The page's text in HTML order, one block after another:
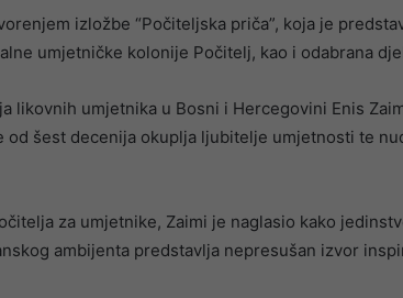
izložbe “Počiteljska priča”, koja je
umjetničke kolonije Počitelj, kao i odabrana
likovnih umjetnika u Bosni i Hercegovini Enis
od šest decenija okuplja ljubitelje umjetnosti te
za umjetnike, Zaimi je naglasio kako
ambijenta predstavlja nepresušan izvor